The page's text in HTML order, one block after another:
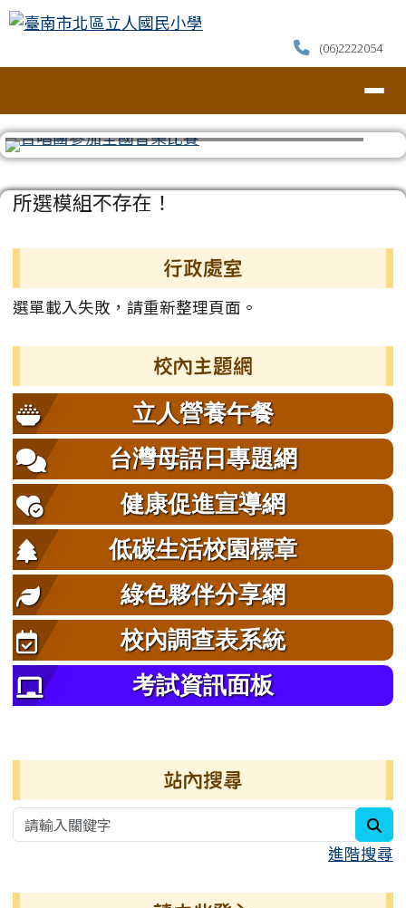
跳至主內容區
臺南市北區立人國民小學
(06)2222054
主內容區域
所選模組不存在！
行政處室
選單載入失敗，請重新整理頁面。
校內主題網
立人營養午餐
台灣母語日專題網
健康促進宣導網
低碳生活校園標章
綠色夥伴分享網
校內調查表系統
考試資訊面板
站內搜尋
進階搜尋
頁尾區域